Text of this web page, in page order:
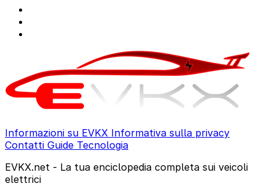
Informazioni su EVKX Informativa sulla privacy
Contatti Guide Tecnologia
EVKX.net - La tua enciclopedia completa sui veicoli
elettrici